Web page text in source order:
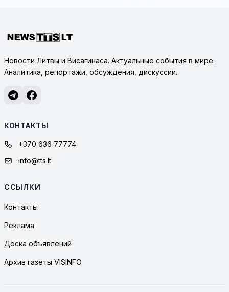
Новости Литвы и Висагинаса. Актуальные события в мире.
Аналитика, репортажи, обсуждения, дискуссии.
КОНТАКТЫ
+370 636 77774
info@tts.lt
ССЫЛКИ
Контакты
Реклама
Доска объявлений
Архив газеты VISINFO